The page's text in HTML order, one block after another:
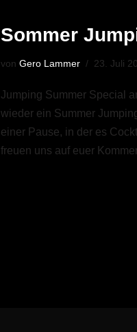
Sommer
vonGero Lammer 23. Juli
Jumping Summer Special
wieder ein Summer
einer Pause, in der es
freuen uns auf euer